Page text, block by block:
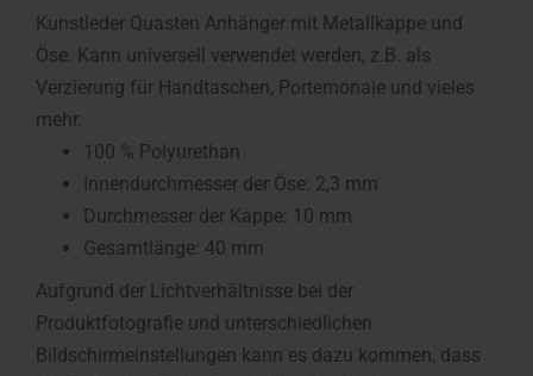
Kunstleder Quasten Anhänger mit Metallkappe und
Öse. Kann universell verwendet werden, z.B. als
Verzierung für Handtaschen, Portemonaie und vieles
mehr.
100 % Polyurethan
Innendurchmesser der Öse: 2,3 mm
Durchmesser der Kappe: 10 mm
Gesamtlänge: 40 mm
Aufgrund der Lichtverhältnisse bei der
Produktfotografie und unterschiedlichen
Bildschirmeinstellungen kann es dazu kommen, dass